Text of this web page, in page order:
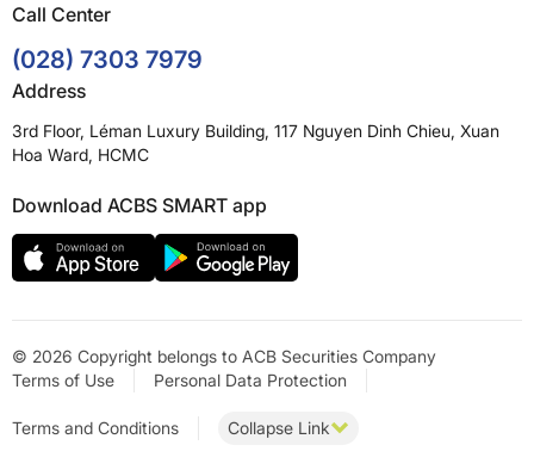
Call Center
(028) 7303 7979
Address
3rd Floor, Léman Luxury Building, 117 Nguyen Dinh Chieu, Xuan
Hoa Ward, HCMC
Download ACBS SMART app
© 2026 Copyright belongs to ACB Securities Company
Terms of Use
Personal Data Protection
Terms and Conditions Collapse Link